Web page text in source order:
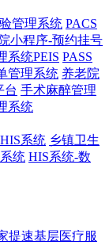
管理系统 PACS
小程序-预约挂号
系统PEIS PASS
管理系统 养老院
台 手术麻醉管理
系统
系统 乡镇卫生
统 HIS系统-数
提速基层医疗服